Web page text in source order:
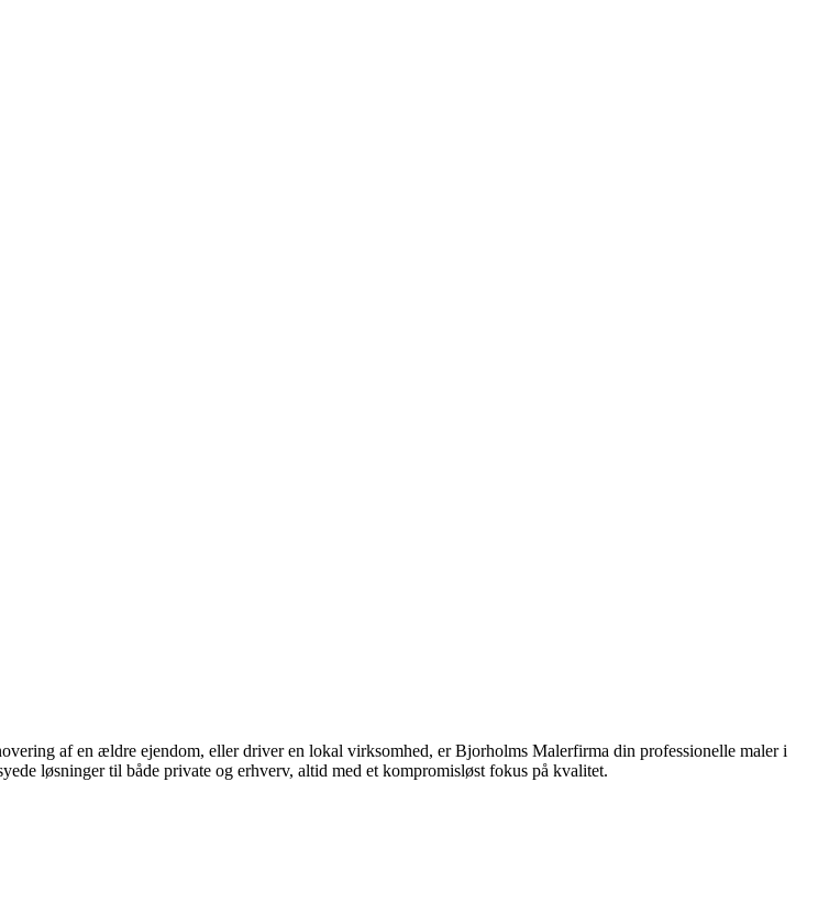
af en ældre ejendom, eller driver en lokal virksomhed, er Bjorholms Malerfirma din professionelle maler i
løsninger til både private og erhverv, altid med et kompromisløst fokus på kvalitet.